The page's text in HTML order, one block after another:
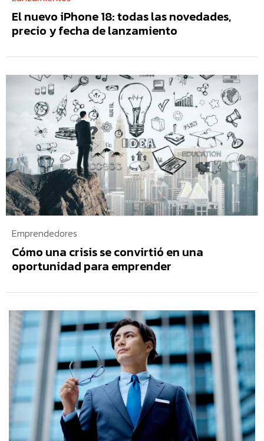
El nuevo iPhone 18: todas las novedades,
precio y fecha de lanzamiento
Emprendedores
Cómo una crisis se convirtió en una
oportunidad para emprender